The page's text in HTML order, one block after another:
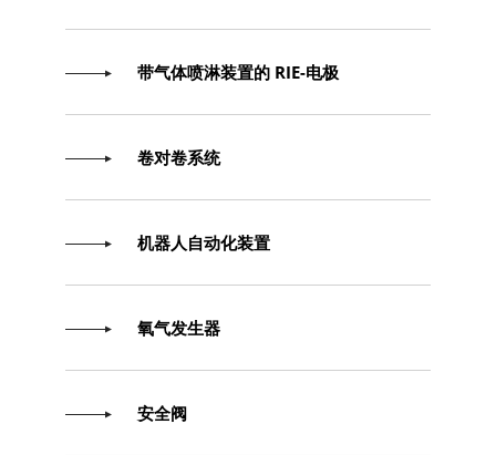
带气体喷淋装置的 RIE-电极
卷对卷系统
机器人自动化装置
氧气发生器
安全阀